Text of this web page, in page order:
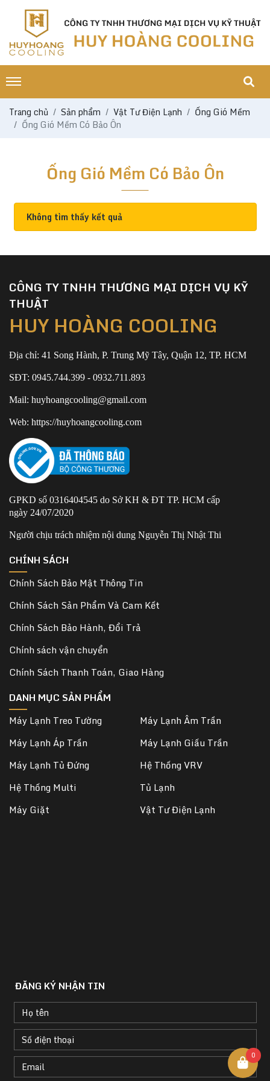
Trang chủ Sản phẩm Vật Tư Điện Lạnh
Ống Gió Mềm
Ống Gió Mềm Có Bảo Ôn
Ống Gió Mềm Có Bảo Ôn
Không tìm thấy kết quả
CÔNG TY TNHH THƯƠNG MẠI DỊCH VỤ KỸ
THUẬT
HUY HOÀNG COOLING
Địa chỉ: 41 Song Hành, P. Trung Mỹ Tây, Quận 12, TP. HCM
SĐT: 0945.744.399 - 0932.711.893
Mail: huyhoangcooling@gmail.com
Web: https://huyhoangcooling.com
GPKD số 0316404545 do Sở KH & ĐT TP. HCM cấp
ngày 24/07/2020
Người chịu trách nhiệm nội dung Nguyễn Thị Nhật Thi
CHÍNH SÁCH
Chính Sách Bảo Mật Thông Tin
Chính Sách Sản Phẩm Và Cam Kết
Chính Sách Bảo Hành, Đổi Trả
Chính sách vận chuyển
Chính Sách Thanh Toán, Giao Hàng
DANH MỤC SẢN PHẨM
Máy Lạnh Treo Tường
Máy Lạnh Âm Trần
Máy Lạnh Áp Trần
Máy Lạnh Giấu Trần
Máy Lạnh Tủ Đứng
Hệ Thống VRV
Hệ Thống Multi
Tủ Lạnh
Máy Giặt
Vật Tư Điện Lạnh
ĐĂNG KÝ NHẬN TIN
0